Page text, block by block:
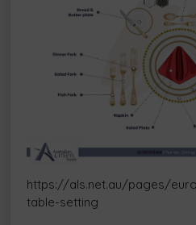
https://als.net.au/pages/
table-setting